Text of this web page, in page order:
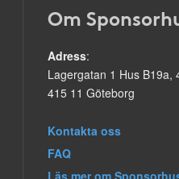
Om
Adress:
Lagergatan 1 Hus B19a,
415 11 Göteborg
Kontakta oss
FAQ
Läs mer om